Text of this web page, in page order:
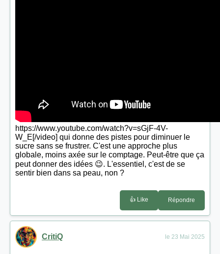
https://www.youtube.com/watch?v=sGjF-4V-
W_E[/video] qui donne des pistes pour diminuer le
sucre sans se frustrer. C'est une approche plus
globale, moins axée sur le comptage. Peut-être que ça
peut donner des idées 😉. L'essentiel, c'est de se
sentir bien dans sa peau, non ?
👍 Like Répondre
CritiQ le 23 Mai 2025